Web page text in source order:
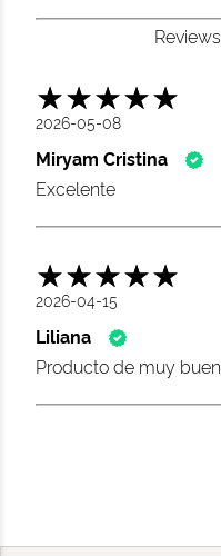
2026-05-08
Miryam Cristina
Excelente
2026-04-15
Liliana
Producto de muy